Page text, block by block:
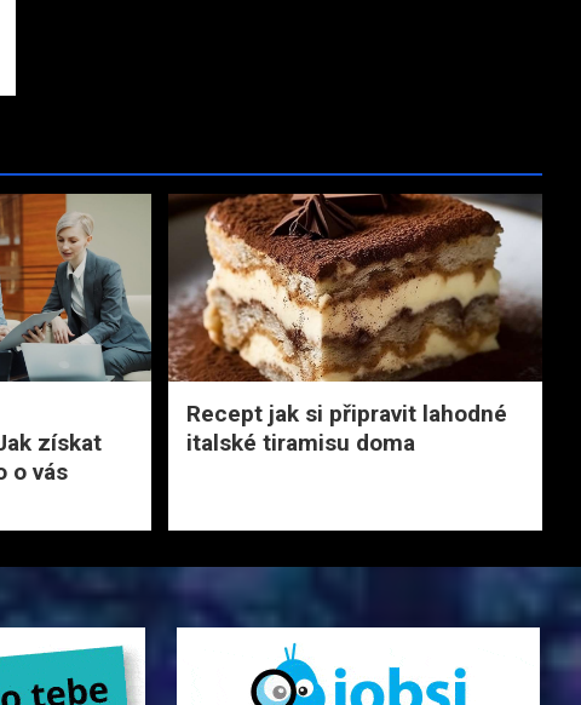
získat
o vás
Recept jak si připravit lahodné
italské tiramisu doma